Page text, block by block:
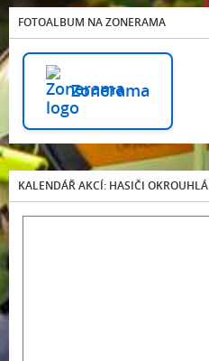
FOTOALBUM NA ZONERAMA
Zonerama
KALENDÁŘ AKCÍ: HASIČI OKROUHLÁ